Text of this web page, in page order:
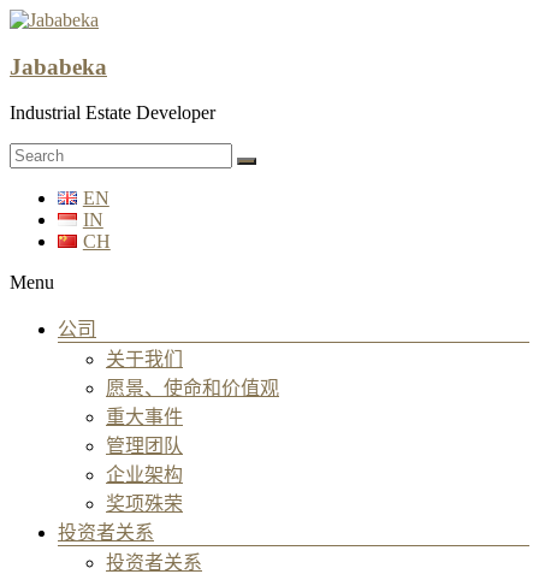
Jababeka
Industrial Estate Developer
EN
IN
CH
Menu
公司
关于我们
愿景、使命和价值观
重大事件
管理团队
企业架构
奖项殊荣
投资者关系
投资者关系